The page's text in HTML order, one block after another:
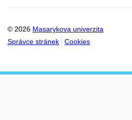
© 2026 Masarykova univerzita
Správce stránek
Cookies